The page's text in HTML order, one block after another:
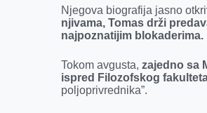
Njegova biografija jasno
njivama, Tomas drži
najpoznatijim blokaderima.
Tokom avgusta,zajedno sa
ispred Filozofskog
poljoprivrednika”.